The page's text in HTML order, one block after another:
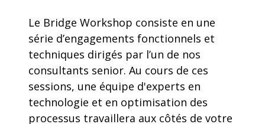
Le Bridge Workshop consiste en une
série d’engagements fonctionnels et
techniques dirigés par l’un de nos
consultants senior. Au cours de ces
sessions, une équipe d'experts en
technologie et en optimisation des
processus travaillera aux côtés de votre